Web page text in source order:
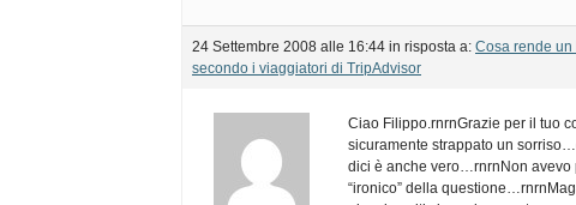
24 Settembre 2008 alle 16:44 in risposta a: Cosa rende un
secondo i viaggiatori di TripAdvisor
Ciao Filippo.rnrnGrazie per il tuo
sicuramente strappato un
dici è anche vero…rnrnNon avevo
“ironico” della